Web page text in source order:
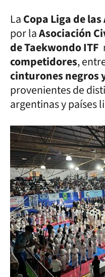
LaCopa Liga de
por laAsociación
de Taekwondo ITF
competidores,
cinturones negros
provenientes de
argentinas y países